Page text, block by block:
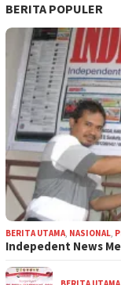
BERITA POPULER
BERITA UTAMA, NASIONAL,
Indepedent News